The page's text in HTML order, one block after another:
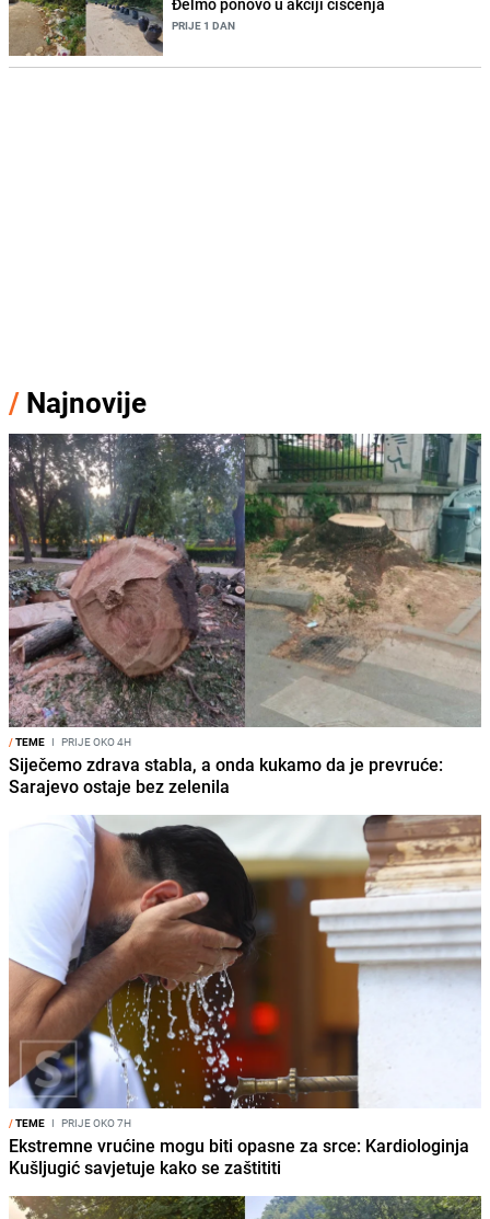
PRIJE 1 DAN
/ Najnovije
/TEME I PRIJE OKO 4H
Siječemo zdrava stabla, a onda kukamo da je prevruće:
Sarajevo ostaje bez zelenila
/TEME I PRIJE OKO 7H
Ekstremne vrućine mogu biti opasne za srce: Kardiologinja
Kušljugić savjetuje kako se zaštititi